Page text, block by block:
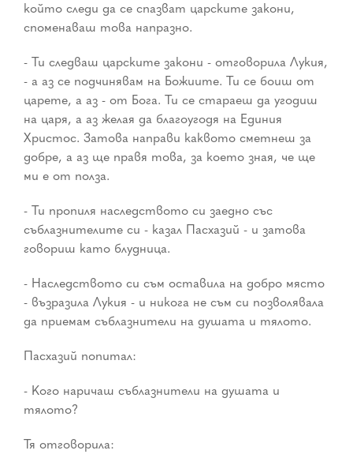
който следи да се спазват царските закони,
споменаваш това напразно.
- Ти следваш царските закони - отговорила Лукия,
- а аз се подчинявам на Божиите. Ти се боиш от
царете, а аз - от Бога. Ти се стараеш да угодиш
на царя, а аз желая да благоугодя на Единия
Христос. Затова направи каквото сметнеш за
добре, а аз ще правя това, за което зная, че ще
ми е от полза.
- Ти пропиля наследството си заедно със
съблазнителите си - казал Пасхазий - и затова
говориш като блудница.
- Наследството си съм оставила на добро място
- възразила Лукия - и никога не съм си позволявала
да приемам съблазнители на душата и тялото.
Пасхазий попитал:
- Кого наричаш съблазнители на душата и
тялото?
Тя отговорила: